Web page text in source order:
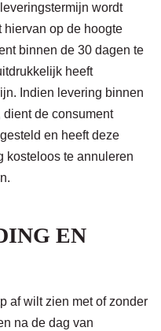
wordt
hiervan op de hoogte
binnen de 30 dagen te
heeft
Indien levering binnen
de consument
en heeft deze
kosteloos te annuleren
EN
af wilt zien met of zonder
na de dag van